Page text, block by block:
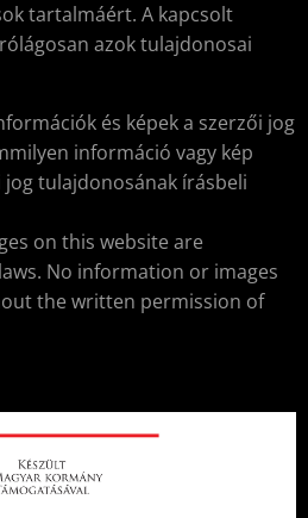
tartalmáért. A kapcsolt
azok tulajdonosai
és képek a szerzői jog
információ vagy kép
tulajdonosának írásbeli
on this website are
No information or images
the written permission of